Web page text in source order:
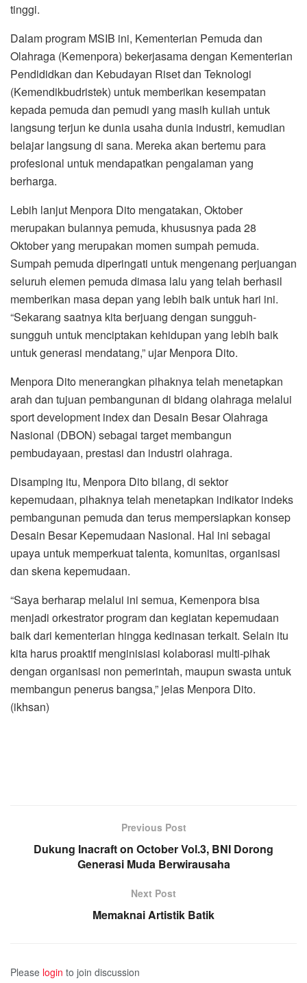
tinggi.
Dalam program MSIB ini, Kementerian Pemuda dan
Olahraga (Kemenpora) bekerjasama dengan Kementerian
Pendididkan dan Kebudayan Riset dan Teknologi
(Kemendikbudristek) untuk memberikan kesempatan
kepada pemuda dan pemudi yang masih kuliah untuk
langsung terjun ke dunia usaha dunia industri, kemudian
belajar langsung di sana. Mereka akan bertemu para
profesional untuk mendapatkan pengalaman yang
berharga.
Lebih lanjut Menpora Dito mengatakan, Oktober
merupakan bulannya pemuda, khususnya pada 28
Oktober yang merupakan momen sumpah pemuda.
Sumpah pemuda diperingati untuk mengenang perjuangan
seluruh elemen pemuda dimasa lalu yang telah berhasil
memberikan masa depan yang lebih baik untuk hari ini.
“Sekarang saatnya kita berjuang dengan sungguh-
sungguh untuk menciptakan kehidupan yang lebih baik
untuk generasi mendatang,” ujar Menpora Dito.
Menpora Dito menerangkan pihaknya telah menetapkan
arah dan tujuan pembangunan di bidang olahraga melalui
sport development index dan Desain Besar Olahraga
Nasional (DBON) sebagai target membangun
pembudayaan, prestasi dan industri olahraga.
Disamping itu, Menpora Dito bilang, di sektor
kepemudaan, pihaknya telah menetapkan indikator indeks
pembangunan pemuda dan terus mempersiapkan konsep
Desain Besar Kepemudaan Nasional. Hal ini sebagai
upaya untuk memperkuat talenta, komunitas, organisasi
dan skena kepemudaan.
“Saya berharap melalui ini semua, Kemenpora bisa
menjadi orkestrator program dan kegiatan kepemudaan
baik dari kementerian hingga kedinasan terkait. Selain itu
kita harus proaktif menginisiasi kolaborasi multi-pihak
dengan organisasi non pemerintah, maupun swasta untuk
membangun penerus bangsa,” jelas Menpora Dito.
(ikhsan)
Previous Post
Dukung Inacraft on October Vol.3, BNI Dorong
Generasi Muda Berwirausaha
Next Post
Memaknai Artistik Batik
Please login to join discussion